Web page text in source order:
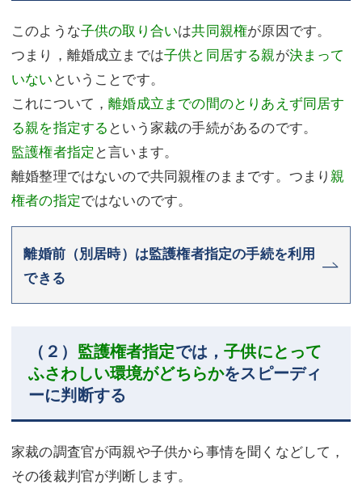
このような子供の取り合いは共同親権が原因です。
つまり，離婚成立までは子供と同居する親が決まって
いない ということです。
これについて，離婚成立までの間のとりあえず同居す
る親を指定する という家裁の手続があるのです。
監護権者指定 と言います。
離婚整理ではないので共同親権のままです。つまり親
権者の指定ではないのです。
離婚前（別居時）は監護権者指定の手続を利用
できる
（２） 監護権者指定では，子供にとって
ふさわしい環境がどちらかをスピーディ
ーに判断する
家裁の調査官が両親や子供から事情を聞くなどして，
その後裁判官が判断します。